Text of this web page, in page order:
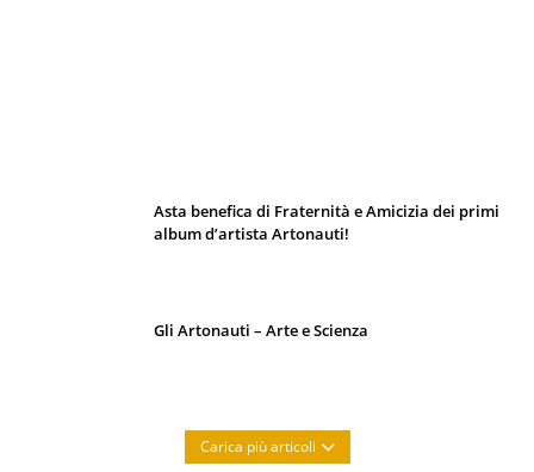
Asta benefica di Fraternità e Amicizia dei primi
album d’artista Artonauti!
Gli Artonauti – Arte e Scienza
Carica più articoli